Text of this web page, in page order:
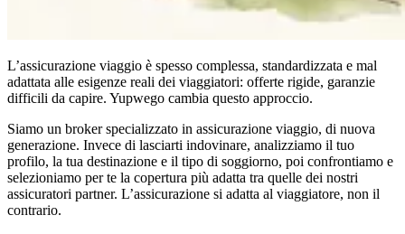
L’assicurazione viaggio è spesso complessa, standardizzata e mal
adattata alle esigenze reali dei viaggiatori: offerte rigide, garanzie
difficili da capire. Yupwego cambia questo approccio.
Siamo un broker specializzato in assicurazione viaggio, di nuova
generazione. Invece di lasciarti indovinare, analizziamo il tuo
profilo, la tua destinazione e il tipo di soggiorno, poi confrontiamo e
selezioniamo per te la copertura più adatta tra quelle dei nostri
assicuratori partner. L’assicurazione si adatta al viaggiatore, non il
contrario.